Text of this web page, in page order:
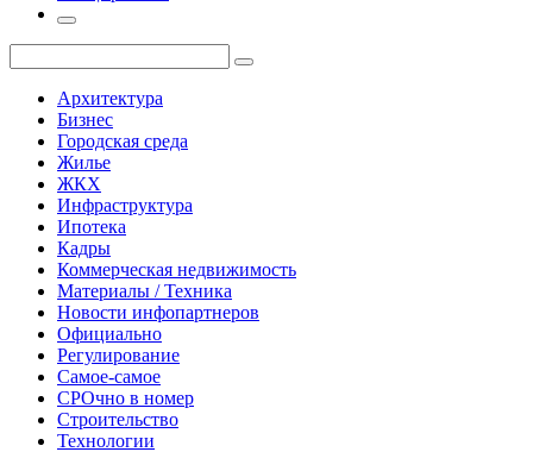
Архитектура
Бизнес
Городская среда
Жилье
ЖКХ
Инфраструктура
Ипотека
Кадры
Коммерческая недвижимость
Материалы / Техника
Новости инфопартнеров
Официально
Регулирование
Самое-самое
СРОчно в номер
Строительство
Технологии